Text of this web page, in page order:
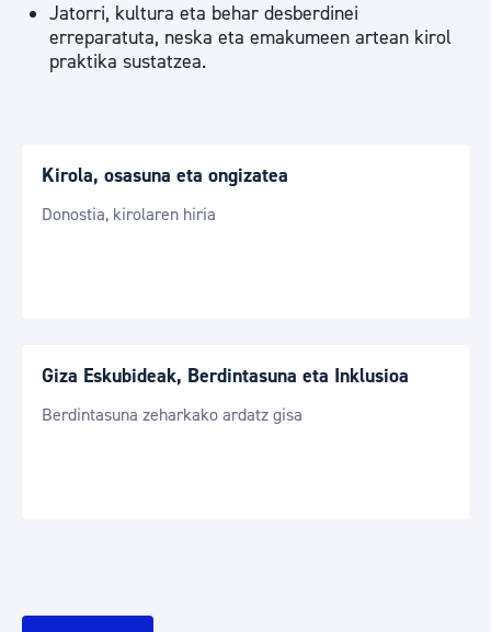
Jatorri, kultura eta behar desberdinei
erreparatuta, neska eta emakumeen artean kirol
praktika sustatzea.
Kirola, osasuna eta ongizatea
Donostia, kirolaren hiria
Giza Eskubideak, Berdintasuna eta Inklusioa
Berdintasuna zeharkako ardatz gisa